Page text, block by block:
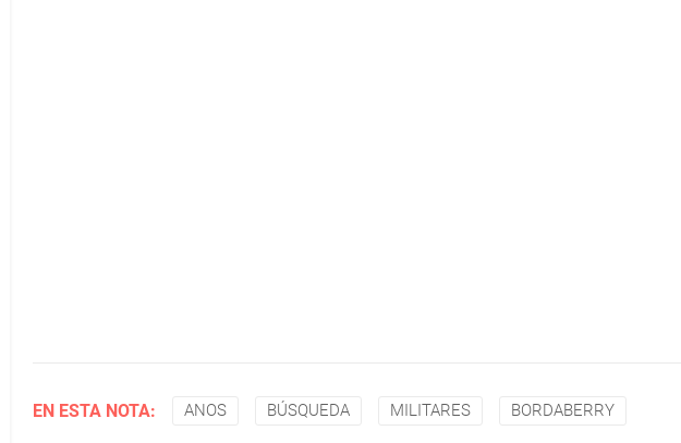
EN ESTA NOTA: ANOS BÚSQUEDA MILITARES BORDABERRY